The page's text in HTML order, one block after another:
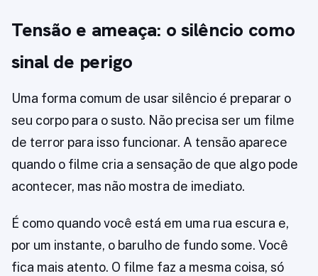
Tensão e ameaça: o silêncio como
sinal de perigo
Uma forma comum de usar silêncio é preparar o
seu corpo para o susto. Não precisa ser um filme
de terror para isso funcionar. A tensão aparece
quando o filme cria a sensação de que algo pode
acontecer, mas não mostra de imediato.
É como quando você está em uma rua escura e,
por um instante, o barulho de fundo some. Você
fica mais atento. O filme faz a mesma coisa, só